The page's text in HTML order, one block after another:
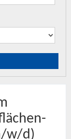
w/d)